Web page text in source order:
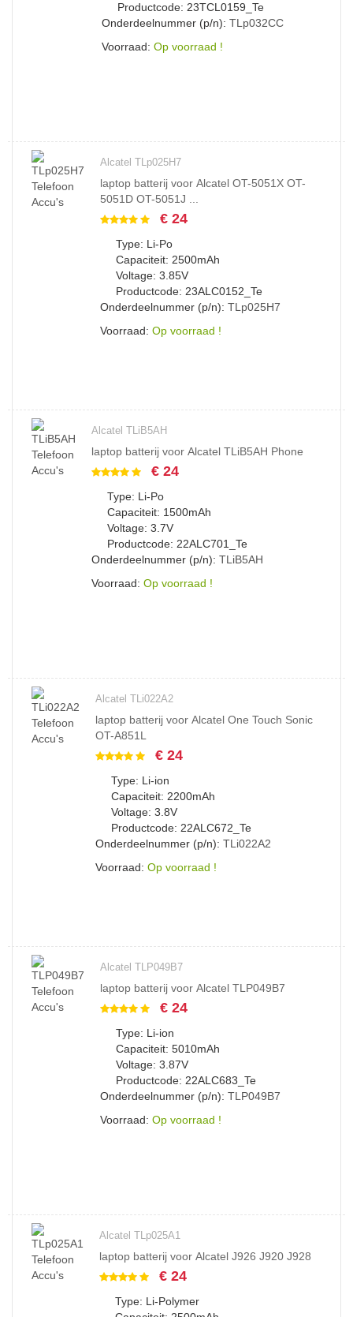
Productcode: 23TCL0159_Te
Onderdeelnummer (p/n): TLp032CC
Voorraad: Op voorraad !
Alcatel TLp025H7
laptop batterij voor Alcatel OT-5051X OT-
5051D OT-5051J ...
€ 24
Type: Li-Po
Capaciteit: 2500mAh
Voltage: 3.85V
Productcode: 23ALC0152_Te
Onderdeelnummer (p/n): TLp025H7
Voorraad: Op voorraad !
Alcatel TLiB5AH
laptop batterij voor Alcatel TLiB5AH Phone
€ 24
Type: Li-Po
Capaciteit: 1500mAh
Voltage: 3.7V
Productcode: 22ALC701_Te
Onderdeelnummer (p/n): TLiB5AH
Voorraad: Op voorraad !
Alcatel TLi022A2
laptop batterij voor Alcatel One Touch Sonic
OT-A851L
€ 24
Type: Li-ion
Capaciteit: 2200mAh
Voltage: 3.8V
Productcode: 22ALC672_Te
Onderdeelnummer (p/n): TLi022A2
Voorraad: Op voorraad !
Alcatel TLP049B7
laptop batterij voor Alcatel TLP049B7
€ 24
Type: Li-ion
Capaciteit: 5010mAh
Voltage: 3.87V
Productcode: 22ALC683_Te
Onderdeelnummer (p/n): TLP049B7
Voorraad: Op voorraad !
Alcatel TLp025A1
laptop batterij voor Alcatel J926 J920 J928
€ 24
Type: Li-Polymer